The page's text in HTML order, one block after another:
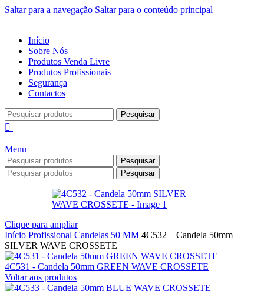
Saltar para a navegação Saltar para o conteúdo principal
Início
Sobre Nós
Produtos Venda Livre
Produtos Profissionais
Segurança
Contactos
Pesquisar
Menu
Pesquisar
Pesquisar
Clique para ampliar
Início Profissional Candelas 50 MM 4C532 – Candela 50mm
SILVER WAVE CROSSETE
4C531 - Candela 50mm GREEN WAVE CROSSETE
Voltar aos produtos